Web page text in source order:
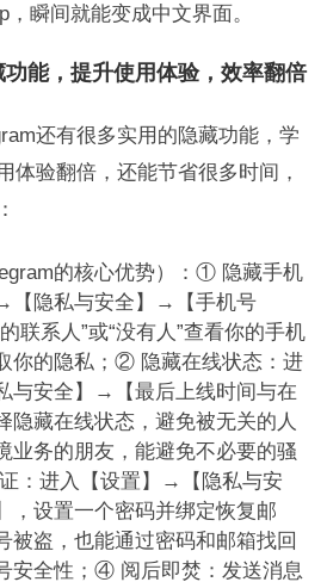
瞬间就能变成中文界面。
能，提升使用体验，效率翻倍
还有很多实用的隐藏功能，学
体验翻倍，还能节省很多时间，
的核心优势）：① 隐藏手机
【隐私与安全】→【手机号
联系人”或“没有人”查看你的手机
你的隐私；② 隐藏在线状态：进
与安全】→【最后上线时间与在
隐藏在线状态，避免被无关的人
业务的朋友，能避免不必要的骚
：进入【设置】→【隐私与安
设置一个密码并绑定恢复邮
被盗，也能通过密码和邮箱找回
安全性；④ 阅后即焚：发送消息